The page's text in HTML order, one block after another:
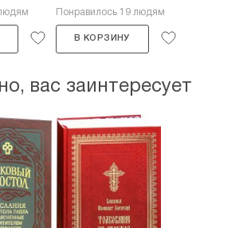
Понравилось 19 людям
В КОРЗИНУ
вас заинтересует